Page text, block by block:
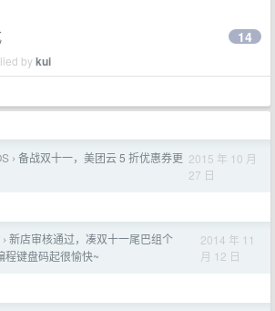
bykui
14
› 备战双十一，美团云 5 折优惠券更 2015 年 10 月
27 日
› 新店审核通过，凑双十一尾巴组个
程键盘码起很愉快~
2014 年 11
月 12 日